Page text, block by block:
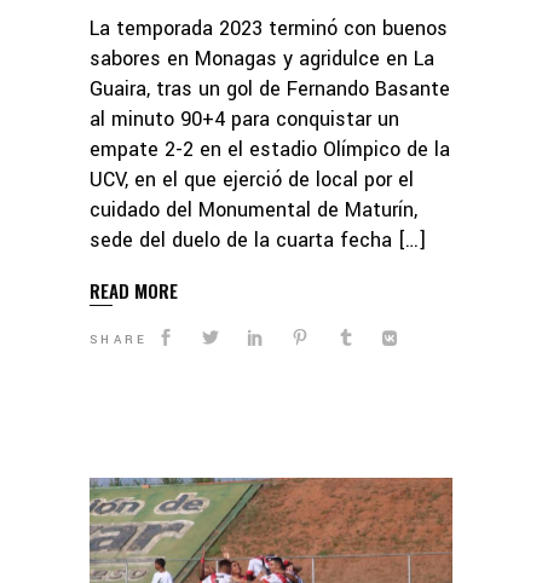
La temporada 2023 terminó con buenos
sabores en Monagas y agridulce en La
Guaira, tras un gol de Fernando Basante
al minuto 90+4 para conquistar un
empate 2-2 en el estadio Olímpico de la
UCV, en el que ejerció de local por el
cuidado del Monumental de Maturín,
sede del duelo de la cuarta fecha […]
READ MORE
SHARE